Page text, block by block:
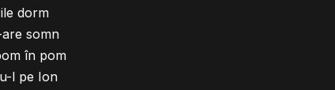
dorm
somn
în pom
l pe Ion